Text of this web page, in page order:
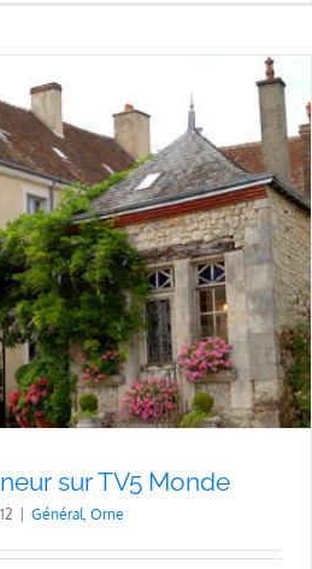
sur TV5 Monde
Général Orne